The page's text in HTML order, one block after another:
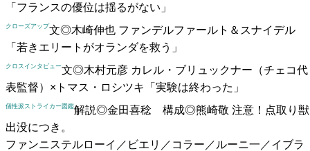
「フランスの優位は揺るがない」
クローズアップ文◎木崎伸也 ファンデルファールト＆スナイデル
「若きエリートがオランダを救う」
クロスインタビュー文◎木村元彦 カレル・ブリュックナー（チェコ代
表監督）×トマス・ロシツキ
「実験は終わった」
個性派ストライカー図鑑解説◎金田喜稔 構成◎熊崎敬 注意！点取り獣
出没につき。
ファンニステルローイ／ビエリ／コラー／ルーニ一／イブラ